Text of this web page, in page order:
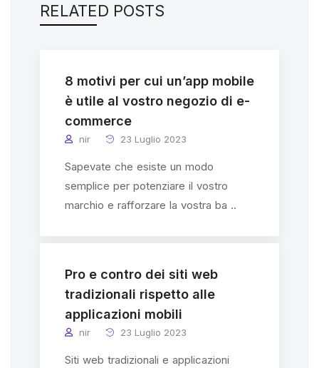
RELATED POSTS
8 motivi per cui un’app mobile
è utile al vostro negozio di e-
commerce
nir 23 Luglio 2023
Sapevate che esiste un modo
semplice per potenziare il vostro
marchio e rafforzare la vostra ba ..
Pro e contro dei siti web
tradizionali rispetto alle
applicazioni mobili
nir 23 Luglio 2023
Siti web tradizionali e applicazioni